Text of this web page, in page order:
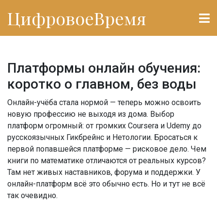
ЦифровоеВремя
Платформы онлайн обучения:
коротко о главном, без воды
Онлайн-учёба стала нормой — теперь можно освоить
новую профессию не выходя из дома. Выбор
платформ огромный: от громких Coursera и Udemy до
русскоязычных Гикбрейнс и Нетологии. Бросаться к
первой попавшейся платформе — рисковое дело. Чем
книги по математике отличаются от реальных курсов?
Там нет живых наставников, форума и поддержки. У
онлайн-платформ всё это обычно есть. Но и тут не всё
так очевидно.